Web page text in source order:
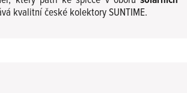
kvalitní české kolektory SUNTIME.